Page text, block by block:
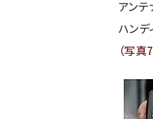
アン
ハン
（写真7